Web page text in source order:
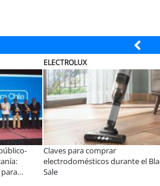
ELECTROLUX
¿Qué buscan hoy las familias en la
tecnología para el hogar?
en el